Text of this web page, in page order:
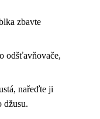
zbavte
odšťavňovače,
nařeďte ji
džusu.